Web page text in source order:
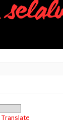
Translate